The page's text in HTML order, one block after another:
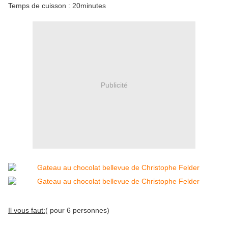
Temps de cuisson : 20minutes
Publicité
Il vous faut:( pour 6 personnes)